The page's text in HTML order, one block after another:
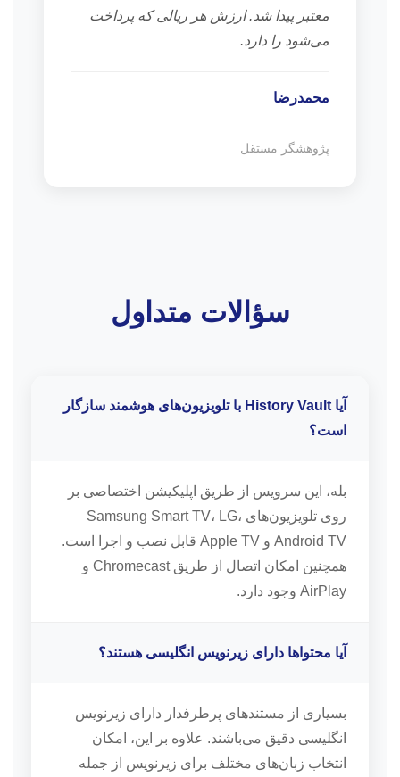
معتبر پیدا شد. ارزش هر ریالی که پرداخت
می‌شود را دارد.
محمدرضا
پژوهشگر مستقل
سؤالات متداول
آیا History Vault با تلویزیون‌های هوشمند سازگار
است؟
بله، این سرویس از طریق اپلیکیشن اختصاصی بر
روی تلویزیون‌های Samsung Smart TV، LG،
Android TV و Apple TV قابل نصب و اجرا است.
همچنین امکان اتصال از طریق Chromecast و
AirPlay وجود دارد.
آیا محتواها دارای زیرنویس انگلیسی هستند؟
بسیاری از مستندهای پرطرفدار دارای زیرنویس
انگلیسی دقیق می‌باشند. علاوه بر این، امکان
انتخاب زبان‌های مختلف برای زیرنویس از جمله